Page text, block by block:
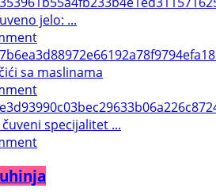
jelo: ...
sa maslinama
specijalitet ...